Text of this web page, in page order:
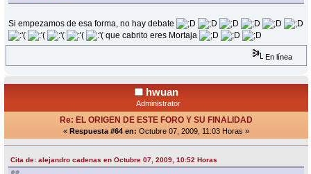
Si empezamos de esa forma, no hay debate
que cabrito eres Mortaja
En línea
hwuan
Administrator
Re: EL ORIGEN DE ESTE FORO Y SU FINALIDAD
« Respuesta #64 en: Octubre 07, 2009, 11:03 Horas »
Cita de: alejandro cadenas en Octubre 07, 2009, 10:52 Horas